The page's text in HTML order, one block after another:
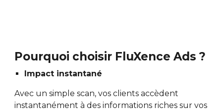
Pourquoi choisir FluXence Ads ?
Impact instantané
Avec un simple scan, vos clients accèdent
instantanément à des informations riches sur vos